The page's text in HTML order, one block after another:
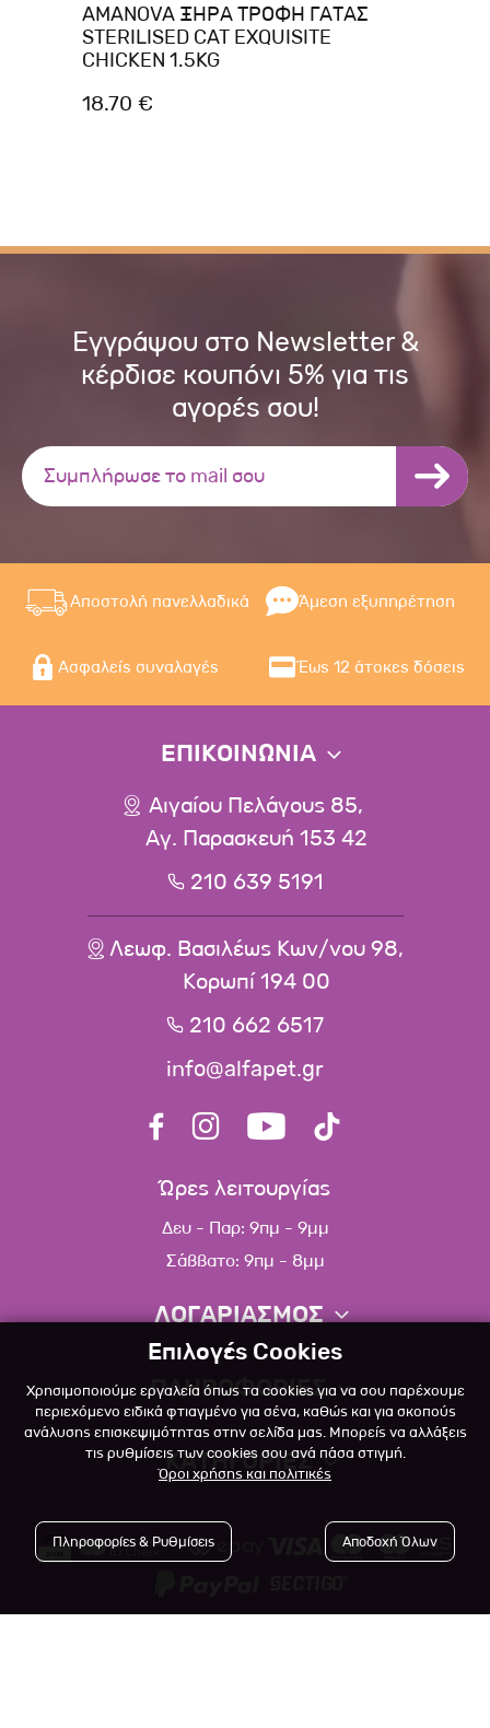
AMANOVA ΞΗΡΑ ΤΡΟΦΗ ΓΑΤΑΣ
STERILISED CAT EXQUISITE
CHICKEN 1.5KG
18.70 €
Εγγράψου στο Newsletter &
κέρδισε κουπόνι 5% για τις
αγορές σου!
Αποστολή πανελλαδικά Άμεση εξυπηρέτηση
Ασφαλείς συναλαγές Έως 12 άτοκες δόσεις
ΕΠΙΚΟΙΝΩΝΙΑ
Αιγαίου Πελάγους 85,
Αγ. Παρασκευή 153 42
210 639 5191
Λεωφ. Βασιλέως Κων/νου 98,
Κορωπί 194 00
210 662 6517
info@alfapet.gr
Ώρες λειτουργίας
Δευ - Παρ: 9πμ - 9μμ
Σάββατο: 9πμ - 8μμ
ΛΟΓΑΡΙΑΣΜΟΣ
Πληροφορίες λογαριασμού
Λίστα αγαπημένων
Πολιτική επιστροφών
ΠΛΗΡΟΦΟΡΙΕΣ
Σχετικά
Επικοινωνία
Blog
Όροι Χρήσης
Πολιτική Απορρήτου
ΚΑΤΗΓΟΡΙΕΣ
Επιλογές Cookies
Χρησιμοποιούμε εργαλεία όπως τα cookies για να σου παρέχουμε
περιεχόμενο ειδικά φτιαγμένο για σένα, καθώς και για σκοπούς
ανάλυσης επισκεψιμότητας στην σελίδα μας. Μπορείς να αλλάξεις
τις ρυθμίσεις των cookies σου ανά πάσα στιγμή.
Όροι χρήσης και πολιτικές
Πληροφορίες & Ρυθμίσεις Αποδοχή Όλων